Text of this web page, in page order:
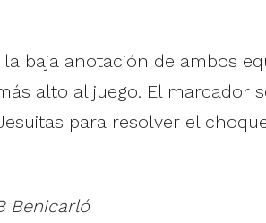
baja anotación de ambos
alto al juego. El marcador
para resolver el
Benicarló